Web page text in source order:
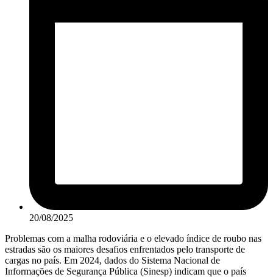
20/08/2025
Problemas com a malha rodoviária e o elevado índice de roubo nas
estradas são os maiores desafios enfrentados pelo transporte de
cargas no país. Em 2024, dados do Sistema Nacional de
Informações de Segurança Pública (Sinesp) indicam que o país